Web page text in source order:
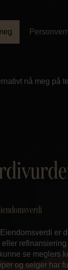
nå meg på
Eiendomsverdi er
eller
se meglers
og selger har